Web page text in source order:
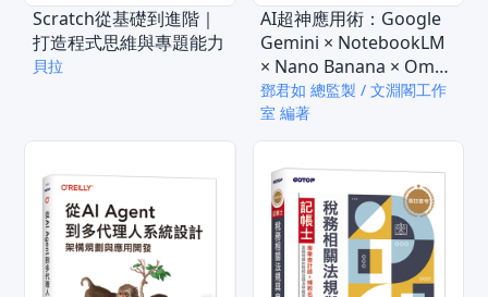
Scratch從基礎到進階｜
打造程式思維與專題能力
貝拉
AI超神應用術：Google
Gemini × NotebookLM
× Nano Banana × Omni
× Flow × Gemini Live全
解鎖(超級全能第三版) (附
範例素材/提示詞/影音教
學)
鄧君如 總監製 / 文淵閣工作
室 編著